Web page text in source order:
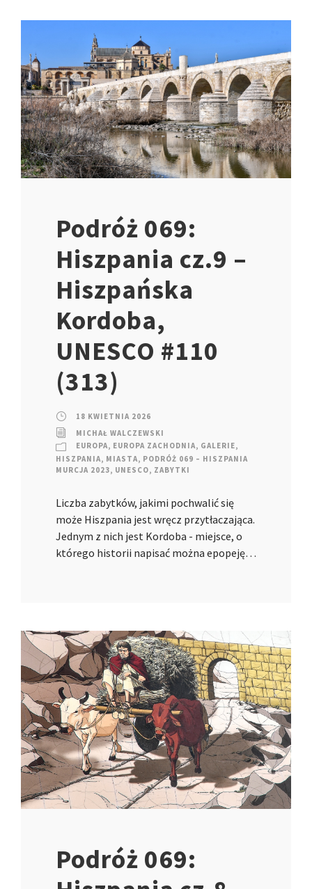
Podróż 069:
Hiszpania cz.9 –
Hiszpańska
Kordoba,
UNESCO #110
(313)
18 KWIETNIA 2026
MICHAŁ WALCZEWSKI
EUROPA, EUROPA ZACHODNIA, GALERIE,
HISZPANIA, MIASTA, PODRÓŻ 069 – HISZPANIA
MURCJA 2023, UNESCO, ZABYTKI
Liczba zabytków, jakimi pochwalić się
może Hiszpania jest wręcz przytłaczająca.
Jednym z nich jest Kordoba - miejsce, o
którego historii napisać można epopeję…
Podróż 069: